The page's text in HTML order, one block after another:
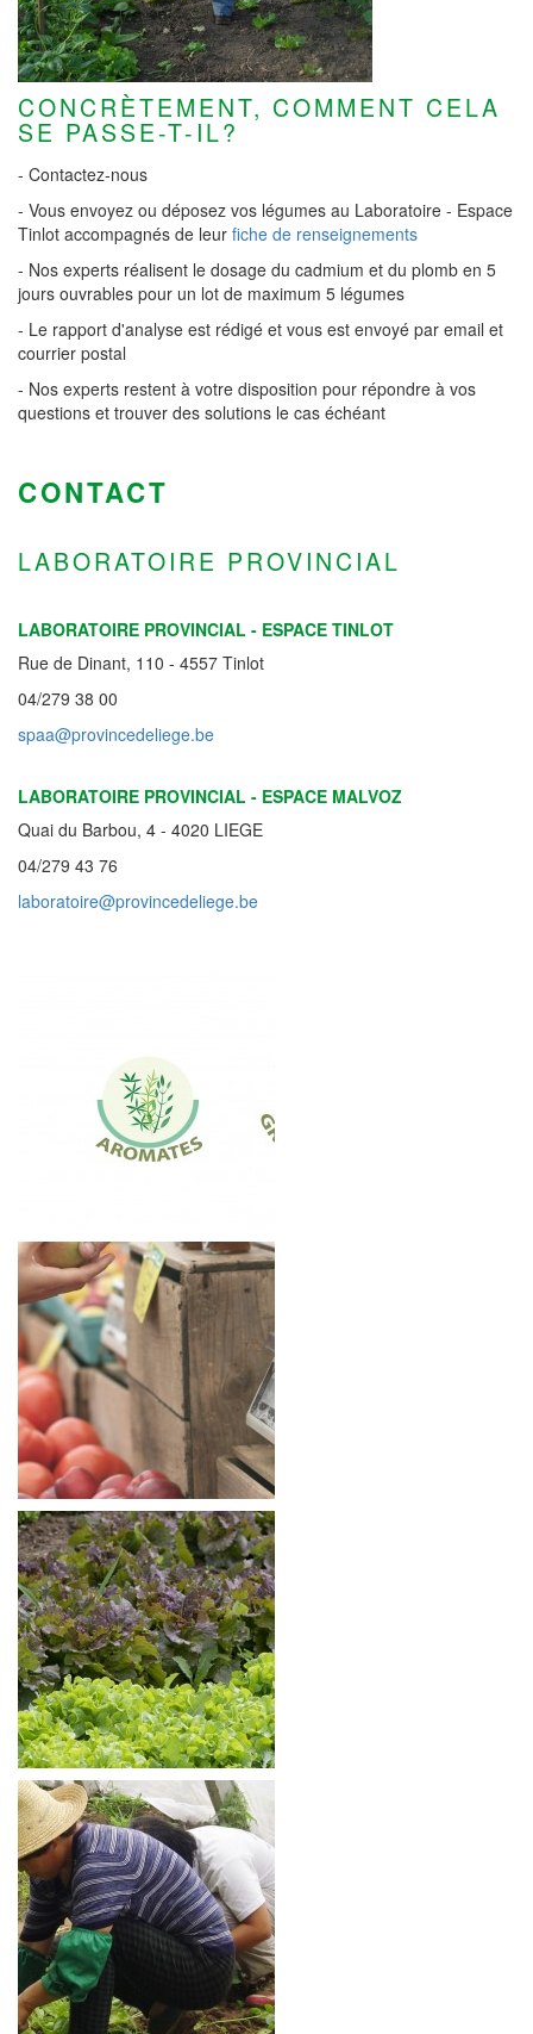
CONCRÈTEMENT, COMMENT CELA
SE PASSE-T-IL?
- Contactez-nous
- Vous envoyez ou déposez vos légumes au Laboratoire - Espace
Tinlot accompagnés de leur fiche de renseignements
- Nos experts réalisent le dosage du cadmium et du plomb en 5
jours ouvrables pour un lot de maximum 5 légumes
- Le rapport d'analyse est rédigé et vous est envoyé par email et
courrier postal
- Nos experts restent à votre disposition pour répondre à vos
questions et trouver des solutions le cas échéant
CONTACT
LABORATOIRE PROVINCIAL
LABORATOIRE PROVINCIAL - ESPACE TINLOT
Rue de Dinant, 110 - 4557 Tinlot
04/279 38 00
spaa@provincedeliege.be
LABORATOIRE PROVINCIAL - ESPACE MALVOZ
Quai du Barbou, 4 - 4020 LIEGE
04/279 43 76
laboratoire@provincedeliege.be